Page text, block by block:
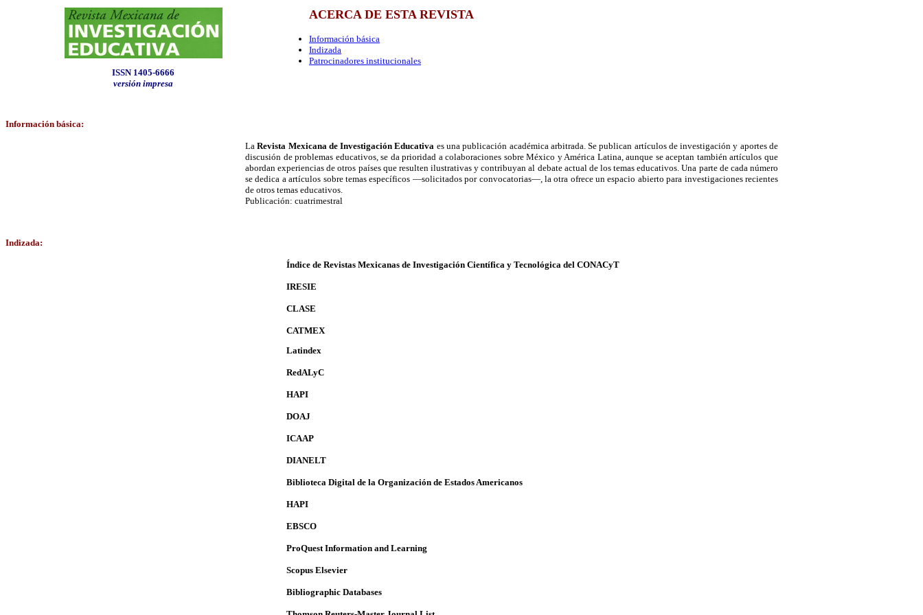
ISSN 1405-6666
versión impresa
ACERCA DE ESTA REVISTA
Información básica
Indizada
Patrocinadores institucionales
Información básica:
LaRevista Mexicana de Investigación Educativa es una publicación académica arbitrada. Se publican artículos de investigación y aportes de
discusión de problemas educativos, se da prioridad a colaboraciones sobre México y América Latina, aunque se aceptan también artículos que
abordan experiencias de otros países que resulten ilustrativas y contribuyan al debate actual de los temas educativos. Una parte de cada número
se dedica a artículos sobre temas específicos —solicitados por convocatorias—, la otra ofrece un espacio abierto para investigaciones recientes
de otros temas educativos.
Publicación: cuatrimestral
Indizada:
Índice de Revistas Mexicanas de Investigación Científica y Tecnológica del CONACyT
IRESIE
CLASE
CATMEX
Latindex
RedALyC
HAPI
DOAJ
ICAAP
DIANELT
Biblioteca Digital de la Organización de Estados Americanos
HAPI
EBSCO
ProQuest Information and Learning
Scopus Elsevier
Bibliographic Databases